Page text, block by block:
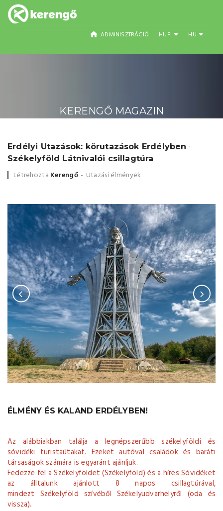
ADMINISZTRÁCIÓ HUF HU
KERENGŐ MAGAZIN
Erdélyi Utazások:
körutazások
Erdélyben -
Székelyföld Látnivalói
csillagtúra
Erdélyi Utazások: körutazások Erdélyben -
Székelyföld Látnivalói csillagtúra
Létrehozta Kerengő Utazási élmények
ÉLMÉNY ÉS KALAND ERDÉLYBEN!
Az alábbiakban találja a legnépszerűbb székelyföldi és
sóvidéki turistaútakat. Ezeket autóval családok és baráti
társaságok számára is egyaránt ajánljuk.
Fedezze fel a Székelyföldet (Székelyföld) és a híres Sóvidéket
az álltalunk ajánlott 8 napos csillagtúrával,
mindezt Székelyföld szívéből Székelyudvarhelyről (oda és
vissza).